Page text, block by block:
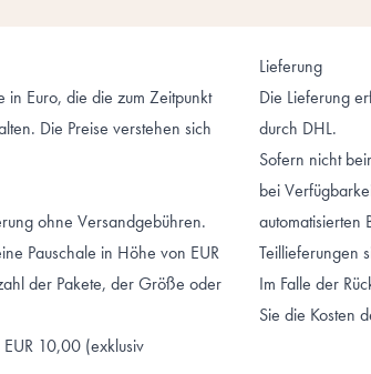
Euro, die die zum Zeitpunkt
Die Preise verstehen sich
ohne Versandgebühren.
Pauschale in Höhe von EUR
der Pakete, der Größe oder
10,00 (exklusiv
Lieferung
Die Lieferung
durch DHL.
Sofern nicht
bei
automatisierten
Teillieferungen
Im Falle der
Sie die Kosten